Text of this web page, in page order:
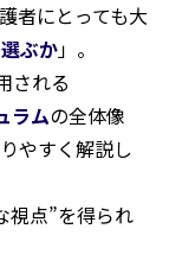
者にとっても大
ぶか」。
される
ラムの全体像
やすく解説し
視点”を得られ